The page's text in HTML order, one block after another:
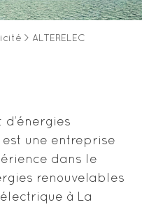
> ALTERELEC
une entreprise
dans le
renouvelables
à La